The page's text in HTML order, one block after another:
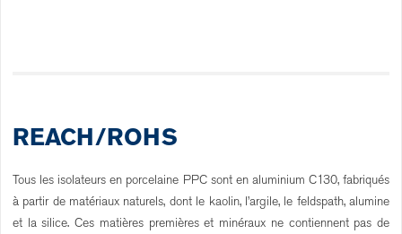
REACH/ROHS
Tous les isolateurs en porcelaine PPC sont en aluminium C130, fabriqués
à partir de matériaux naturels, dont le kaolin, l’argile, le feldspath, alumine
et la silice. Ces matières premières et minéraux ne contiennent pas de